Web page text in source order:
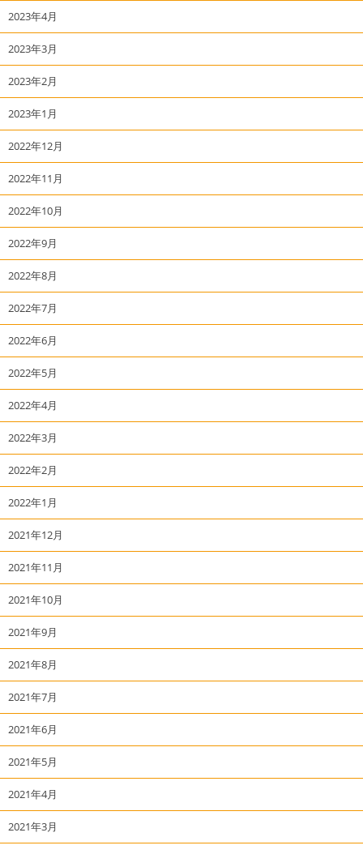
2023年4月
2023年3月
2023年2月
2023年1月
2022年12月
2022年11月
2022年10月
2022年9月
2022年8月
2022年7月
2022年6月
2022年5月
2022年4月
2022年3月
2022年2月
2022年1月
2021年12月
2021年11月
2021年10月
2021年9月
2021年8月
2021年7月
2021年6月
2021年5月
2021年4月
2021年3月